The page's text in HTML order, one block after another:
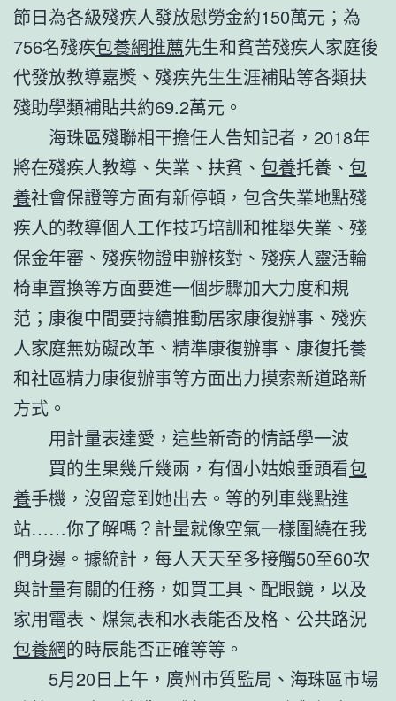
節日為各級殘疾人發放慰勞金約150萬元；為
756名殘疾包養網推薦先生和貧苦殘疾人家庭後
代發放教導嘉獎、殘疾先生生涯補貼等各類扶
殘助學類補貼共約69.2萬元。
海珠區殘聯相干擔任人告知記者，2018年
將在殘疾人教導、失業、扶貧、 包養托養、 包
養社會保證等方面有新停頓，包含失業地點殘
疾人的教導個人工作技巧培訓和推舉失業、殘
保金年審、殘疾物證申辦核對、殘疾人靈活輪
椅車置換等方面要進一個步驟加大力度和規
范；康復中間要持續推動居家康復辦事、殘疾
人家庭無妨礙改革、精準康復辦事、康復托養
和社區精力康復辦事等方面出力摸索新道路新
方式。
用計量表達愛，這些新奇的情話學一波
買的生果幾斤幾兩，有個小姑娘垂頭看包
養手機，沒留意到她出去。等的列車幾點進
站……你了解嗎？計量就像空氣一樣圍繞在我
們身邊。據統計，每人天天至多接觸50至60次
與計量有關的任務，如買工具、配眼鏡，以及
家用電表、煤氣表和水表能否及格、公共路況
包養網的時辰能否正確等等。
5月20日上午，廣州市質監局、海珠區市場